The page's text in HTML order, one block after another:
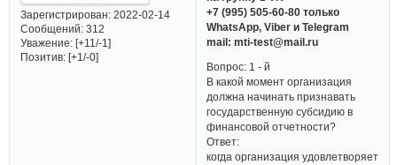
Зарегистрирован: 2022-02-14
Сообщений:312
Уважение: [+11/-1]
Позитив: [+1/-0]
+7 (995) 505-60-80 только
WhatsApp, Viber и Telegram
mail: mti-test@mail.ru
Вопрос: 1 - й
В какой момент организация
должна начинать признавать
государственную субсидию в
финансовой отчетности?
Ответ:
когда организация удовлетворяет